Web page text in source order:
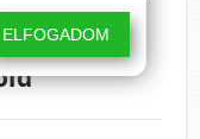
ELFOGADOM